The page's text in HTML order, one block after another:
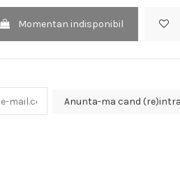
Momentan indisponibil
Anunta-ma cand